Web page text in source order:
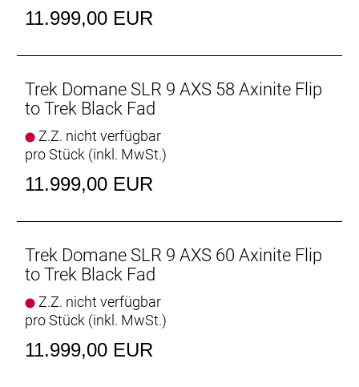
Gewicht, damit du länger kraftvoller in die Pedale
treten kannst.
Das neue Domane Carbon ist aufgrund der
aerodynamischen Verbesserungen und seiner
konnte bereits auf den berühmt-berüchtigten
Kopfsteinpflasterpassagen von Paris-Roubaix einen
Sieg eingefahren.
Carbon sowie eine neue gewichtsoptimierte
Konstruktion machen es zu unserem leichtesten
Vielseitige Reifenfreiheit
Ausgestattet ist es mit schnell rollenden 32 mm
breiten Reifen, aber dank der Reifenfreiheit bis 38-
11.999,00 EUR
Trek Domane SLR 9 AXS 58 Axinite Flip
to Trek Black Fad
Z.Z. nicht verfügbar
pro Stück (inkl. MwSt.)
11.999,00 EUR
Trek Domane SLR 9 AXS 60 Axinite Flip
to Trek Black Fad
Z.Z. nicht verfügbar
pro Stück (inkl. MwSt.)
11.999,00 EUR